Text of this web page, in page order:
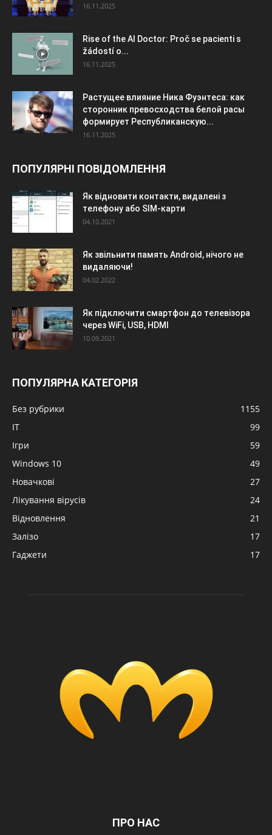
16.11.2025
Rise of the AI Doctor: Proč se pacienti s
žádostí o...
16.11.2025
Растущее влияние Ника Фуэнтеса: как
сторонник превосходства белой расы
формирует Республиканскую...
16.11.2025
ПОПУЛЯРНІ ПОВІДОМЛЕННЯ
Як відновити контакти, видалені з
телефону або SIM-карти
04.10.2021
Як звільнити память Android, нічого не
видаляючи!
04.02.2022
Як підключити смартфон до телевізора
через WiFi, USB, HDMI
10.09.2021
ПОПУЛЯРНА КАТЕГОРІЯ
Без рубрики
1155
IT
99
Ігри
59
Windows 10
49
Новачкові
27
Лікування вірусів
24
Відновлення
21
Залізо
17
Гаджети
17
ПРО НАС